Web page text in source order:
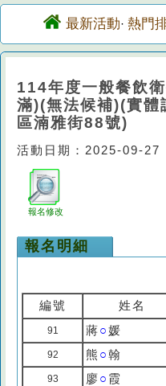
最新活動· 熱門
114年度一般餐飲
滿)(無法候補)(實體
區湳雅街88號)
活動日期：2025-09-27
報名修改
報名明細
編號 姓名
91 蔣○媛
92 熊 ○翰
93 廖○ 霞